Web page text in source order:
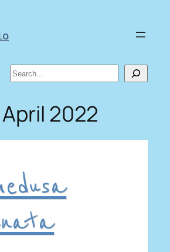
Search
April 2022